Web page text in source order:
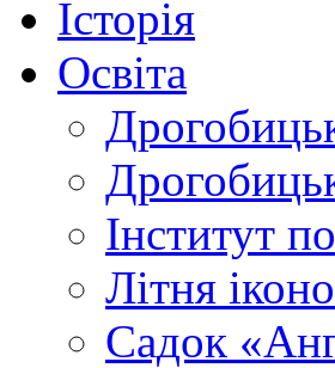
Історія
Освіта
Інститут
Літня
Садок